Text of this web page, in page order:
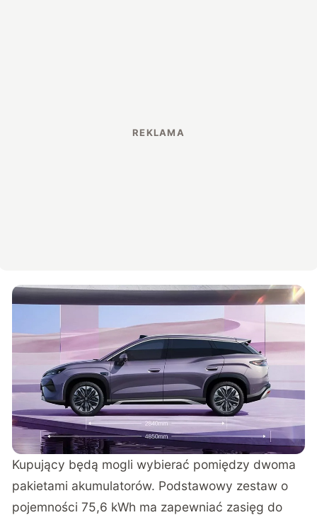
Kupujący będą mogli wybierać pomiędzy dwoma
pakietami akumulatorów. Podstawowy zestaw o
pojemności 75,6 kWh ma zapewniać zasięg do